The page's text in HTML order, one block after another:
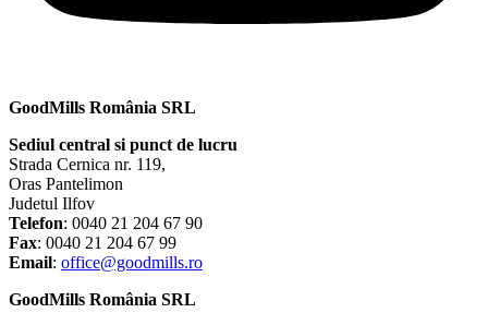
GoodMills România SRL
Sediul central si punct de lucru
Strada Cernica nr. 119,
Oras Pantelimon
Judetul Ilfov
Telefon: 0040 21 204 67 90
Fax: 0040 21 204 67 99
Email: office@goodmills.ro
GoodMills România SRL